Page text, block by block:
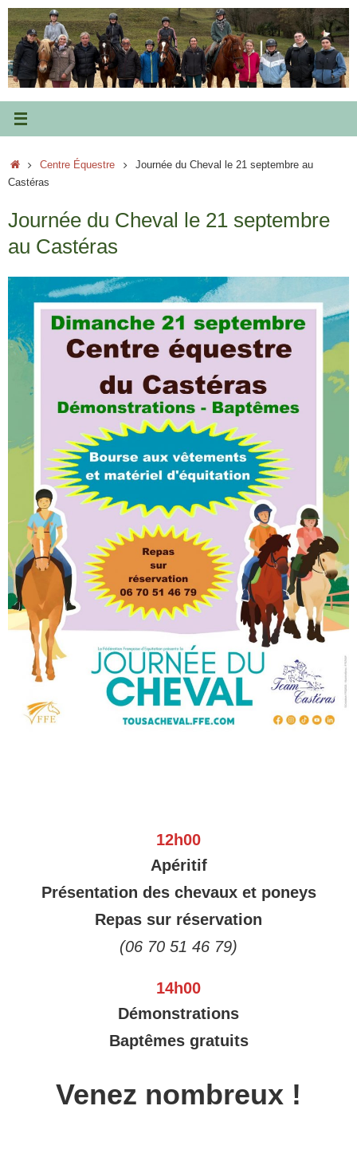
Passer
au
contenu
Accueil
Centre Équestre
Journée du Cheval le 21 septembre au
Castéras
Journée du Cheval le 21 septembre
au Castéras
12h00
Apéritif
Présentation des chevaux et poneys
Repas sur réservation
(06 70 51 46 79)
14h00
Démonstrations
Baptêmes gratuits
Venez nombreux !